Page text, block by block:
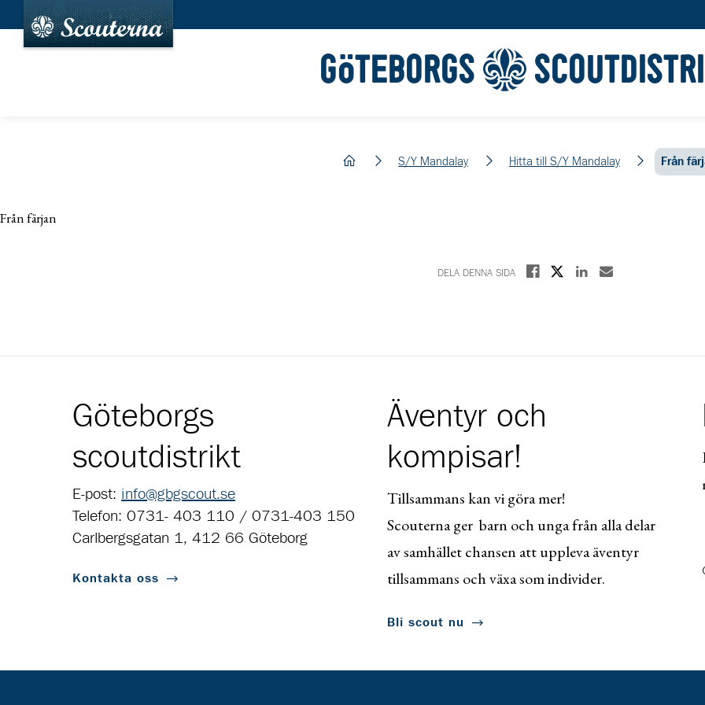
GÖTEBORGS
hem S/Y Mandalay Hitta till S/Y Mandalay Från
Från färjan
DELA DENNA SIDA Dela på Facebook
Dela på XDela på Linkedin
Dela med E-post
Göteborgs
scoutdistrikt
E-post: info@gbgscout.se
Telefon: 0731- 403 110 / 0731-403 150
Carlbergsgatan 1, 412 66 Göteborg
Kontakta oss
Äventyr och
kompisar!
Tillsammans kan vi göra mer!
Scouterna ger barn och unga från alla delar
av samhället chansen att uppleva äventyr
tillsammans och växa som individer.
Bli scout nu